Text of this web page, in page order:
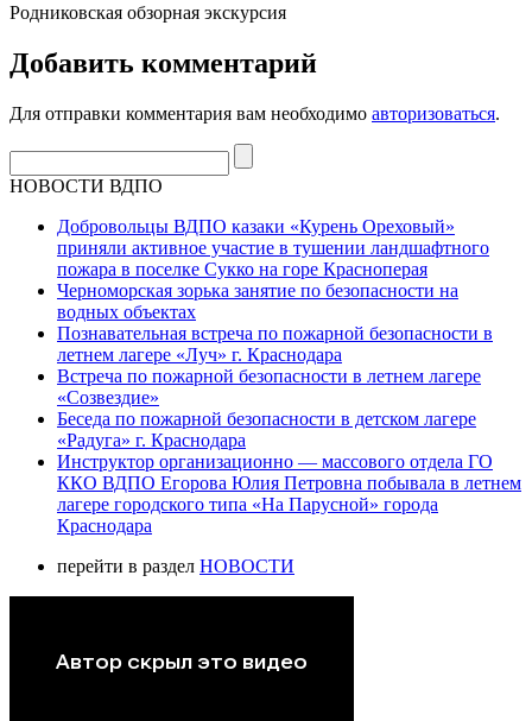
Родниковская обзорная экскурсия
Добавить комментарий
Для отправки комментария вам необходимо авторизоваться.
НОВОСТИ ВДПО
Добровольцы ВДПО казаки «Курень Ореховый»
приняли активное участие в тушении ландшафтного
пожара в поселке Сукко на горе Красноперая
Черноморская зорька занятие по безопасности на
водных объектах
Познавательная встреча по пожарной безопасности в
летнем лагере «Луч» г. Краснодара
Встреча по пожарной безопасности в летнем лагере
«Созвездие»
Беседа по пожарной безопасности в детском лагере
«Радуга» г. Краснодара
Инструктор организационно — массового отдела ГО
ККО ВДПО Егорова Юлия Петровна побывала в летнем
лагере городского типа «На Парусной» города
Краснодара
перейти в раздел НОВОСТИ